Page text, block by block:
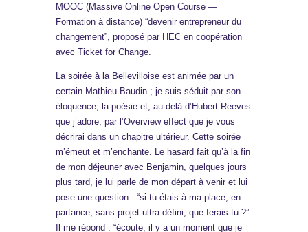
MOOC (Massive Online Open Course —
Formation à distance) “devenir entrepreneur du
changement”, proposé par HEC en coopération
avec Ticket for Change.
La soirée à la Bellevilloise est animée par un
certain Mathieu Baudin ; je suis séduit par son
éloquence, la poésie et, au-delà d’Hubert Reeves
que j’adore, par l’Overview effect que je vous
décrirai dans un chapitre ultérieur. Cette soirée
m’émeut et m’enchante. Le hasard fait qu’à la fin
de mon déjeuner avec Benjamin, quelques jours
plus tard, je lui parle de mon départ à venir et lui
pose une question : “si tu étais à ma place, en
partance, sans projet ultra défini, que ferais-tu ?”
Il me répond : “écoute, il y a un moment que je